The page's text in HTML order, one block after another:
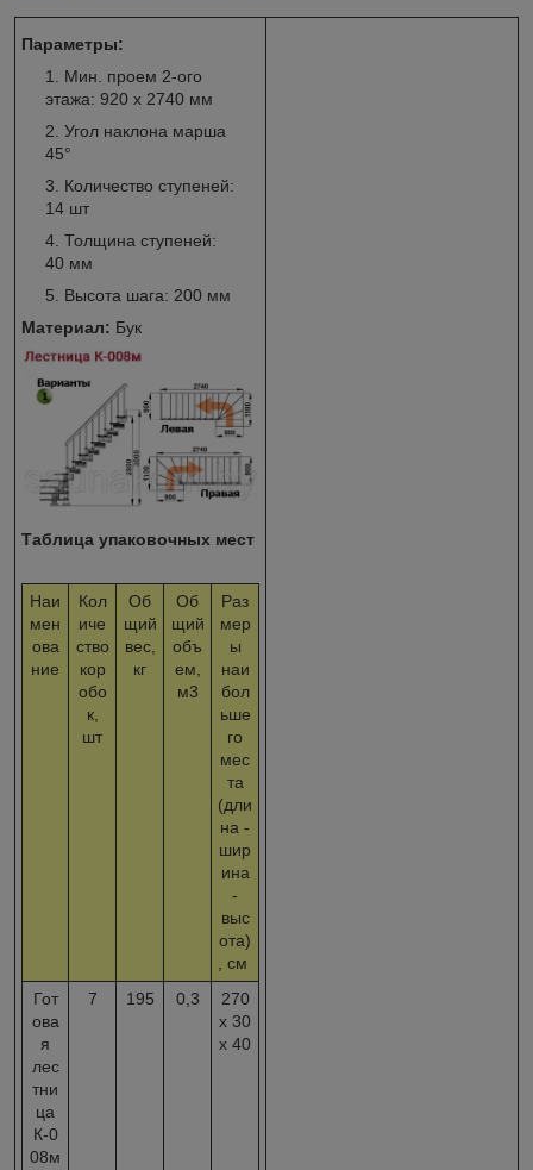
Параметры:
Мин. проем 2-ого
этажа: 920 х 2740 мм
Угол наклона марша
45°
Количество ступеней:
14 шт
Толщина ступеней:
40 мм
Высота шага: 200 мм
Материал: Бук
Таблица упаковочных мест
Наи
мен
ова
ние
Кол
иче
ство
кор
обо
к,
шт
Об
щий
вес,
кг
Об
щий
объ
ем,
м3
Раз
мер
ы
наи
бол
ьше
го
мес
та
(дли
на -
шир
ина
-
выс
ота)
, см
Гот
ова
я
лес
тни
ца
К-0
08м
7 195 0,3
270
x 30
x 40